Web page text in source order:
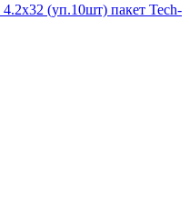
(уп.10шт) пакет Tech-